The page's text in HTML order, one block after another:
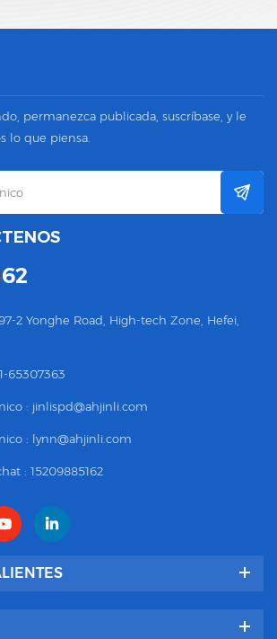
permanezca publicada, suscríbase, y le
lo que piensa.
2 Yonghe Road, High-tech Zone, Hefei,
65307363
: jinlispd@ahjinli.com
: lynn@ahjinli.com
: 15209885162